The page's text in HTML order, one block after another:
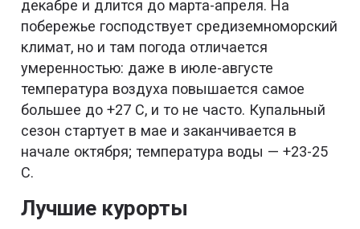
декабре и длится до марта-апреля. На
побережье господствует средиземноморский
климат, но и там погода отличается
умеренностью: даже в июле-августе
температура воздуха повышается самое
большее до +27 С, и то не часто. Купальный
сезон стартует в мае и заканчивается в
начале октября; температура воды — +23-25
С.
Лучшие курорты